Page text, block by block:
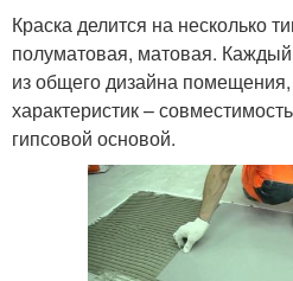
Краска делится на несколько
полуматовая, матовая.
из общего дизайна помещения,
характеристик –
гипсовой основой.